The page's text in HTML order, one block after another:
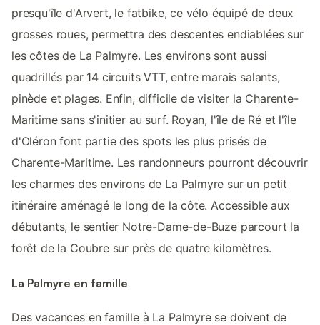
presqu'île d'Arvert, le fatbike, ce vélo équipé de deux
grosses roues, permettra des descentes endiablées sur
les côtes de La Palmyre. Les environs sont aussi
quadrillés par 14 circuits VTT, entre marais salants,
pinède et plages. Enfin, difficile de visiter la Charente-
Maritime sans s'initier au surf. Royan, l'île de Ré et l'île
d'Oléron font partie des spots les plus prisés de
Charente-Maritime. Les randonneurs pourront découvrir
les charmes des environs de La Palmyre sur un petit
itinéraire aménagé le long de la côte. Accessible aux
débutants, le sentier Notre-Dame-de-Buze parcourt la
forêt de la Coubre sur près de quatre kilomètres.
La Palmyre en famille
Des vacances en famille à La Palmyre se doivent de